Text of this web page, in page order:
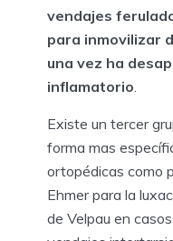
vendajes
para inmovilizar
una vez ha
inflamatorio.
Existe un tercer
forma mas
ortopédicas como
Ehmer para la
de Velpau en